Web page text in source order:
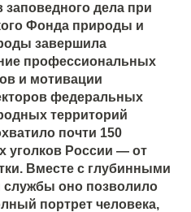
дела при
Фонда природы и
завершила
профессиональных
и мотивации
федеральных
территорий
почти 150
уголков России — от
Вместе с глубинными
службы оно позволило
портрет человека,